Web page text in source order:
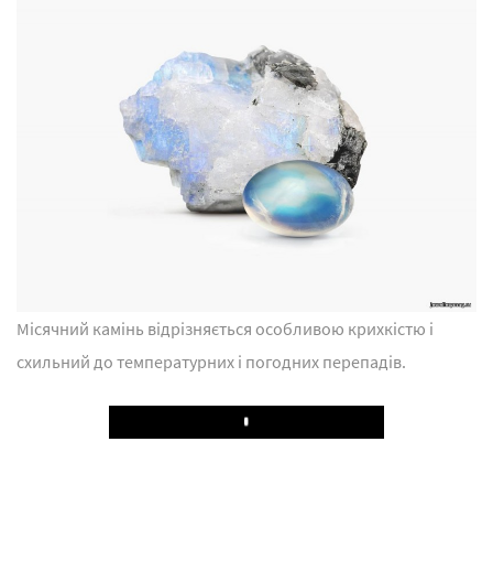
Місячний камінь відрізняється особливою крихкістю і
схильний до температурних і погодних перепадів.
Play